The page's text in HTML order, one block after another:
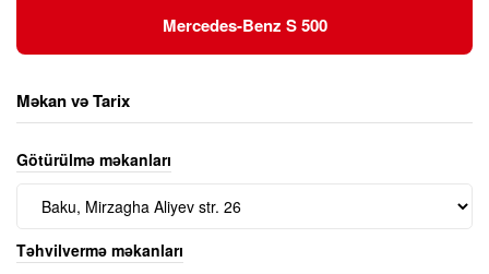
Mercedes-Benz S 500
Məkan və Tarix
Götürülmə məkanları
Təhvilvermə məkanları